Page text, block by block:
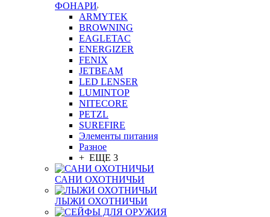
ФОНАРИ
ARMYTEK
BROWNING
EAGLETAC
ENERGIZER
FENIX
JETBEAM
LED LENSER
LUMINTOP
NITECORE
PETZL
SUREFIRE
Элементы питания
Разное
+ ЕЩЕ 3
САНИ ОХОТНИЧЬИ
ЛЫЖИ ОХОТНИЧЬИ